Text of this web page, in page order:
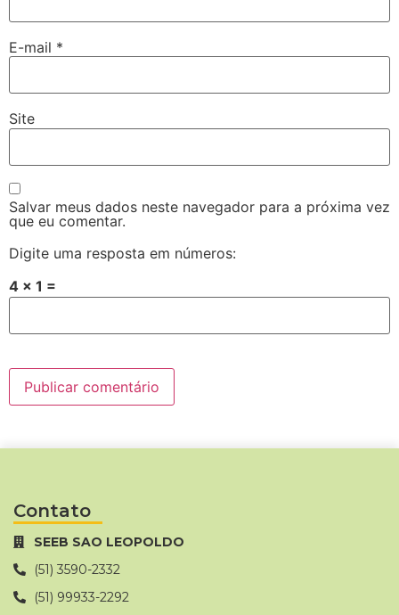
E-mail *
Site
Salvar meus dados neste navegador para a próxima vez
que eu comentar.
Digite uma resposta em números:
4 × 1 =
Contato
SEEB SAO LEOPOLDO
(51) 3590-2332
(51) 99933-2292